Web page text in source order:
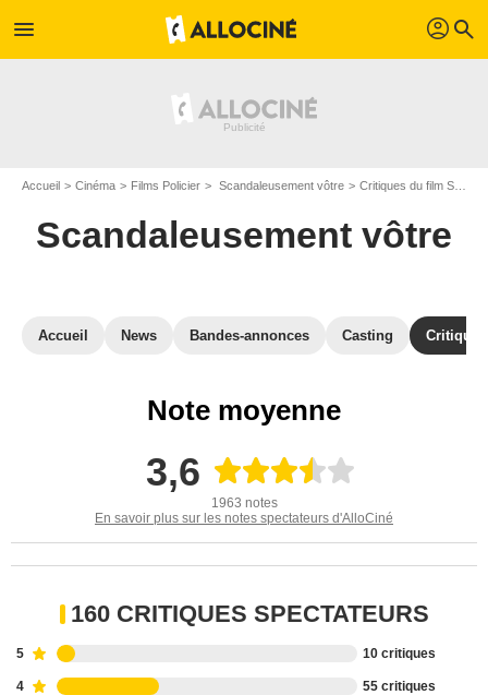
menu profil search
Accueil Cinéma Films Policier Scandaleusement vôtre Critiques du film Scandaleusement vôtre
Scandaleusement vôtre
Accueil News Bandes-annonces Casting
Note moyenne
3,6
1963 notes
En savoir plus sur les notes spectateurs d'AlloCiné
160 CRITIQUES SPECTATEURS
5 10 critiques
4 55 critiques